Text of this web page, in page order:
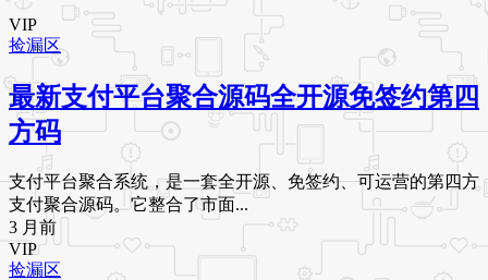
VIP
捡漏区
最新支付平台聚合源码全开源免签约第四
方码
支付平台聚合系统，是一套全开源、免签约、可运营的第四方
支付聚合源码。它整合了市面...
3 月前
VIP
捡漏区